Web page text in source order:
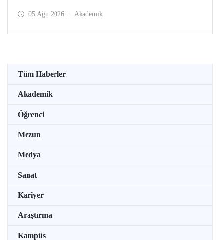
Koşullarına Bağlı Mikrolif Salımı: Aşınma, UV Maruziyeti
05 Ağu 2026 Akademik
Tüm Haberler
Akademik
Öğrenci
Mezun
Medya
Sanat
Kariyer
Araştırma
Kampüs